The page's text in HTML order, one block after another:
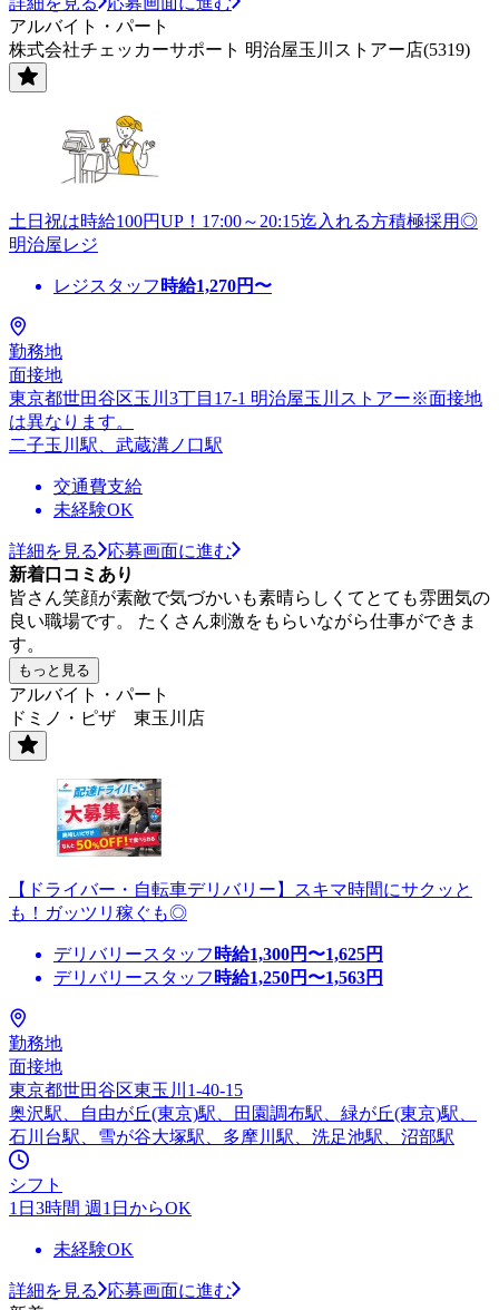
アルバイト・パート
株式会社チェッカーサポート 明治屋玉川ストアー店(5319)
土日祝は時給100円UP！17:00～20:15迄入れる方積極採用◎
明治屋レジ
レジスタッフ 時給1,270円〜
勤務地
面接地
東京都世田谷区玉川3丁目17-1 明治屋玉川ストアー※面接地
は異なります。
二子玉川駅、武蔵溝ノ口駅
交通費支給
未経験OK
詳細を見る
応募画面に進む
新着口コミあり
皆さん笑顔が素敵で気づかいも素晴らしくてとても雰囲気の
良い職場です。 たくさん刺激をもらいながら仕事ができま
す。
もっと見る
アルバイト・パート
ドミノ・ピザ 東玉川店
【ドライバー・自転車デリバリー】スキマ時間にサクッと
も！ガッツリ稼ぐも◎
デリバリースタッフ 時給1,300円〜1,625円
デリバリースタッフ 時給1,250円〜1,563円
勤務地
面接地
東京都世田谷区東玉川1-40-15
奥沢駅、自由が丘(東京)駅、田園調布駅、緑が丘(東京)駅、
石川台駅、雪が谷大塚駅、多摩川駅、洗足池駅、沼部駅
シフト
1日3時間 週1日からOK
未経験OK
詳細を見る
応募画面に進む